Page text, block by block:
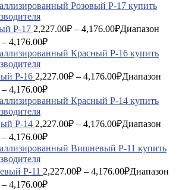
P-17 2,227.00₽ – 4,176.00₽Диапазон
4,176.00₽
P-16 2,227.00₽ – 4,176.00₽Диапазон
4,176.00₽
P-14 2,227.00₽ – 4,176.00₽Диапазон
4,176.00₽
P-11 2,227.00₽ – 4,176.00₽Диапазон
4,176.00₽